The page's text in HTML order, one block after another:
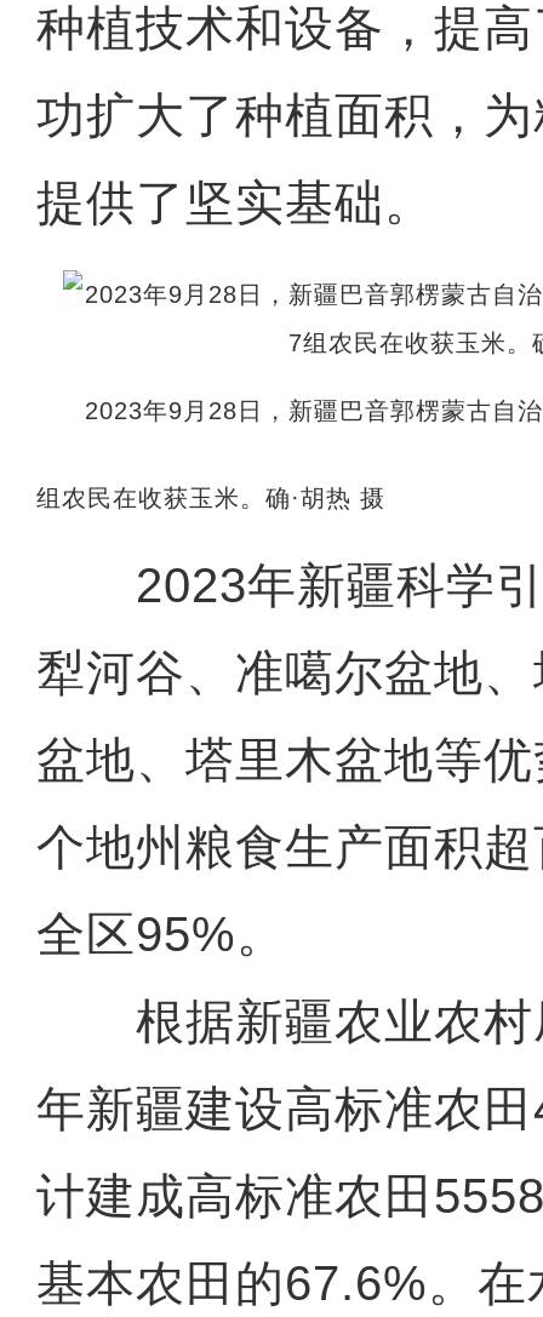
种植技术和设备，提
功扩大了种植面积，
提供了坚实基础。
2023年9月28日，新疆巴音郭楞蒙古自
组农民在收获玉米。确·胡热 摄
2023年新疆科学引
犁河谷、准噶尔盆地
盆地、塔里木盆地等
个地州粮食生产面积
全区95%。
根据新疆农业农村
年新疆建设高标准农
计建成高标准农田
基本农田的67.6%。